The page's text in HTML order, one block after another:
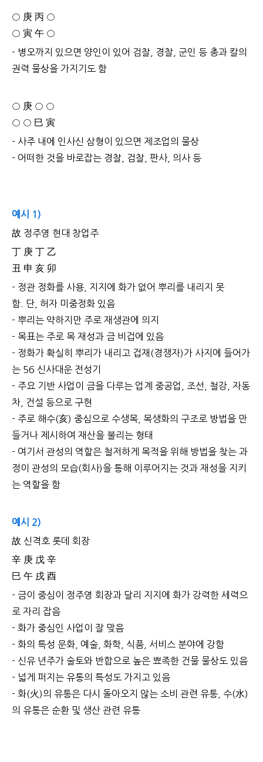
○ 庚 丙 ○
○ 寅 午 ○
- 병오까지 있으면 양인이 있어 검찰, 경찰, 군인 등 총과 칼의
권력 물상을 가지기도 함
○ 庚 ○ ○
○ ○ 巳 寅
- 사주 내에 인사신 삼형이 있으면 제조업의 물상
- 어떠한 것을 바로잡는 경찰, 검찰, 판사, 의사 등
예시 1)
故 정주영 현대 창업주
丁 庚 丁 乙
丑 申 亥 卯
- 정관 정화를 사용, 지지에 화가 없어 뿌리를 내리지 못
함. 단, 허자 미중정화 있음
- 뿌리는 약하지만 주로 재생관에 의지
- 목표는 주로 목 재성과 금 비겁에 있음
- 정화가 확실히 뿌리가 내리고 겁재(경쟁자)가 사지에 들어가
는 56 신사대운 전성기
- 주요 기반 사업이 금을 다루는 업계 중공업, 조선, 철강, 자동
차, 건설 등으로 구현
- 주로 해수(亥) 중심으로 수생목, 목생화의 구조로 방법을 만
들거나 제시하여 재산을 불리는 형태
- 여기서 관성의 역할은 철저하게 목적을 위해 방법을 찾는 과
정이 관성의 모습(회사)을 통해 이루어지는 것과 재성을 지키
는 역할을 함
예시 2)
故 신격호 롯데 회장
辛 庚 戊 辛
巳 午 戌 酉
- 금이 중심이 정주영 회장과 달리 지지에 화가 강력한 세력으
로 자리 잡음
- 화가 중심인 사업이 잘 맞음
- 화의 특성 문화, 예술, 화학, 식품, 서비스 분야에 강함
- 신유 년주가 술토와 반합으로 높은 뾰족한 건물 물상도 있음
- 넓게 퍼지는 유통의 특성도 가지고 있음
- 화(火)의 유통은 다시 돌아오지 않는 소비 관련 유통, 수(水)
의 유통은 순환 및 생산 관련 유통